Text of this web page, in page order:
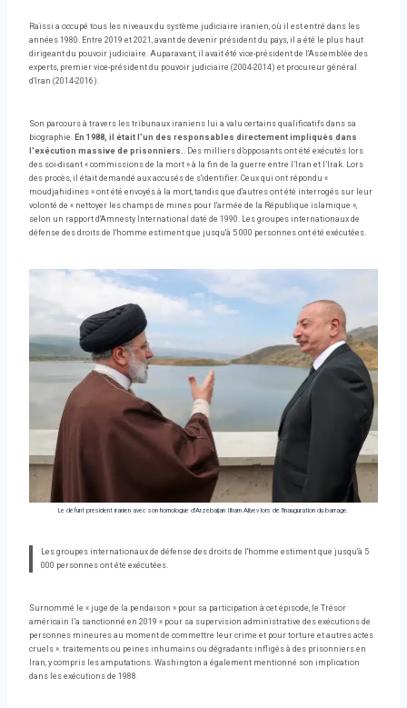
Raïssi a occupé tous les niveaux du système judiciaire iranien, où il est entré dans les
années 1980. Entre 2019 et 2021, avant de devenir président du pays, il a été le plus haut
dirigeant du pouvoir judiciaire. Auparavant, il avait été vice-président de l'Assemblée des
experts, premier vice-président du pouvoir judiciaire (2004-2014) et procureur général
d'Iran (2014-2016).
Son parcours à travers les tribunaux iraniens lui a valu certains qualificatifs dans sa
biographie. En 1988, il était l'un des responsables directement impliqués dans
l'exécution massive de prisonniers.. Des milliers d’opposants ont été exécutés lors
des soi-disant « commissions de la mort » à la fin de la guerre entre l’Iran et l’Irak. Lors
des procès, il était demandé aux accusés de s'identifier. Ceux qui ont répondu «
moudjahidines » ont été envoyés à la mort, tandis que d'autres ont été interrogés sur leur
volonté de « nettoyer les champs de mines pour l'armée de la République islamique »,
selon un rapport d'Amnesty International daté de 1990. Les groupes internationaux de
défense des droits de l'homme estiment que jusqu'à 5 000 personnes ont été exécutées.
Le défunt président iranien avec son homologue d'Arzebaijan Ilham Aliyev lors de l'inauguration du barrage.
Les groupes internationaux de défense des droits de l'homme estiment que jusqu'à 5
000 personnes ont été exécutées.
Surnommé le « juge de la pendaison » pour sa participation à cet épisode, le Trésor
américain l’a sanctionné en 2019 « pour sa supervision administrative des exécutions de
personnes mineures au moment de commettre leur crime et pour torture et autres actes
cruels ». traitements ou peines inhumains ou dégradants infligés à des prisonniers en
Iran, y compris les amputations. Washington a également mentionné son implication
dans les exécutions de 1988.